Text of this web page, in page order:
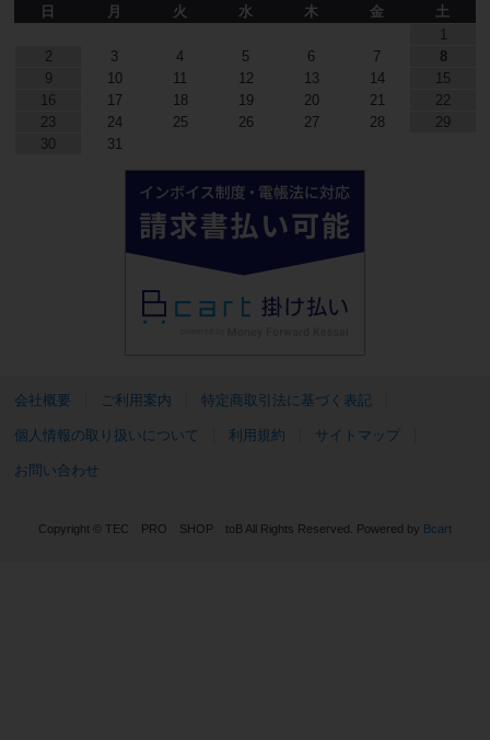
日
月 火 水 木 金
土
1
2
3 4 5 6 7
8
9
10 11 12 13 14
15
16
17 18 19 20 21
22
23
24 25 26 27 28
29
30
31
会社概要 ご利用案内 特定商取引法に基づく表記
個人情報の取り扱いについて 利用規約 サイトマップ
お問い合わせ
Copyright © TEC PRO SHOP toB All Rights Reserved. Powered by Bcart